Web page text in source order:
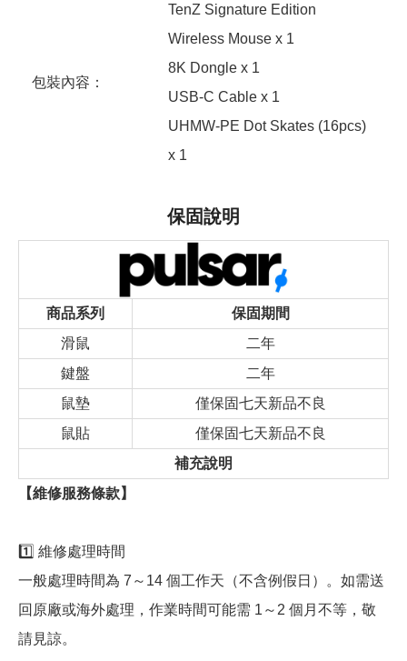
包裝內容：
TenZ Signature Edition
Wireless Mouse x 1
8K Dongle x 1
USB-C Cable x 1
UHMW-PE Dot Skates (16pcs)
x 1
保固說明
商品系列
保固期間
滑鼠
二年
鍵盤
二年
鼠墊
僅保固七天新品不良
鼠貼
僅保固七天新品不良
補充說明
【維修服務條款】
1️⃣ 維修處理時間
一般處理時間為 7～14 個工作天（不含例假日）。如需送
回原廠或海外處理，作業時間可能需 1～2 個月不等，敬
請見諒。